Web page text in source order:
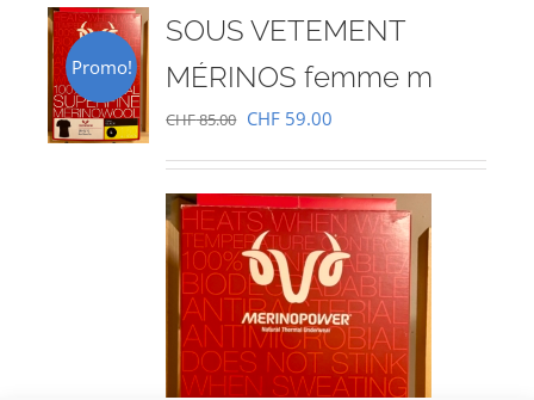
Promo!
SOUS VETEMENT
MÉRINOS femme m
CHF85.00 Le
initial
était :
CHF 85.00.
CHF 59.00
actuel
est :
CHF 59.00.